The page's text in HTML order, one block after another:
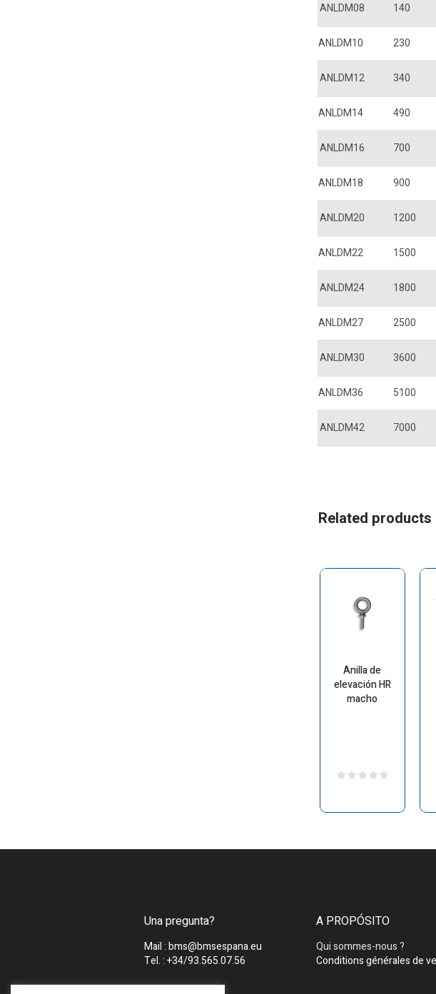
ANLDM08 140
ANLDM10 230
ANLDM12 340
ANLDM14 490
ANLDM16 700
ANLDM18 900
ANLDM20 1200
ANLDM22 1500
ANLDM24 1800
ANLDM27 2500
ANLDM30 3600
ANLDM36 5100
ANLDM42 7000
Related products
Anilla de
elevación HR
macho
Una pregunta?
Mail : bms@bmsespana.eu
Tel. : +34/93.565.07.56
A PROPÓSITO
Qui sommes-nous ?
Conditions générales de